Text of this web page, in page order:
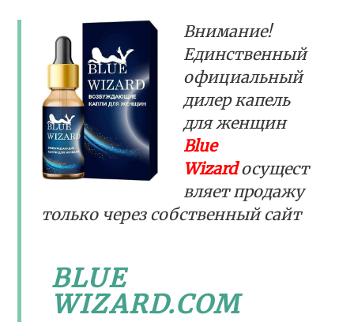
Внимание!
Единственный
официальный
дилер капель
для женщин
Blue
Wizard осущест
вляет продажу
только через собственный сайт
BLUE
WIZARD.COM